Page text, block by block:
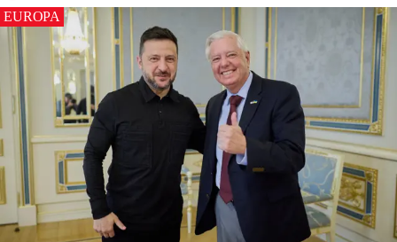
EUROPA